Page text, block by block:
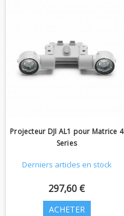
Projecteur DJI AL1 pour Matrice 4
Series
Derniers articles en stock
297,60 €
ACHETER